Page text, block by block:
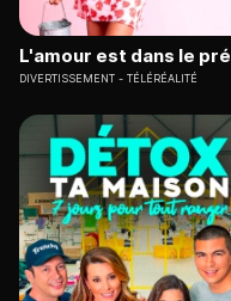
L'amour est dans le pré
DIVERTISSEMENT TÉLÉRÉALITÉ